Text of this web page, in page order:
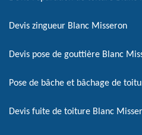
Devis zingueur Blanc Misseron
Devis pose de gouttière Blanc
Pose de bâche et bâchage de
Devis fuite de toiture Blanc